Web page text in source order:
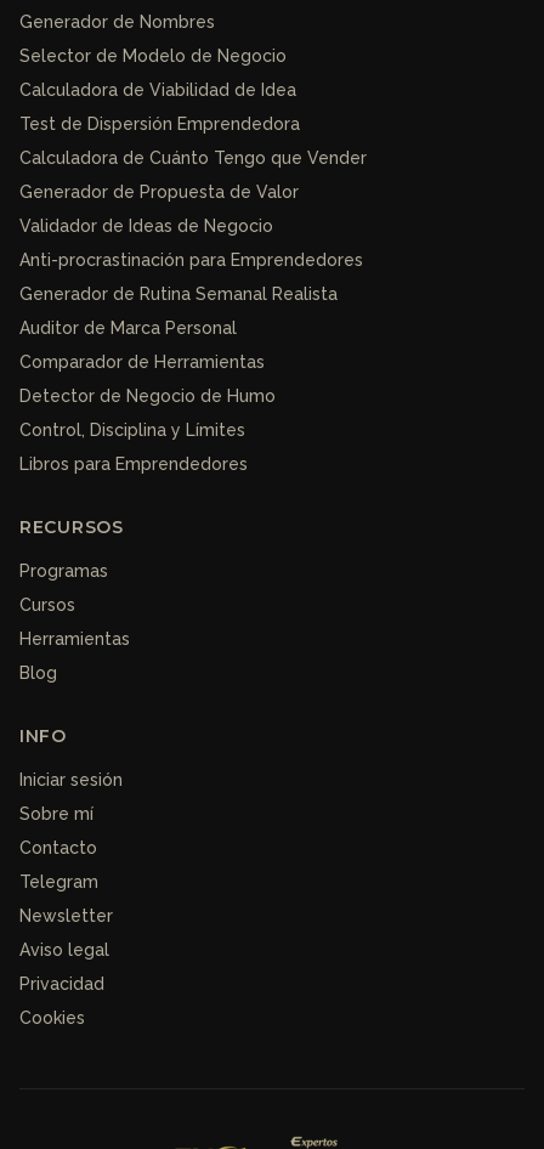
Generador de Nombres
Selector de Modelo de Negocio
Calculadora de Viabilidad de Idea
Test de Dispersión Emprendedora
Calculadora de Cuánto Tengo que Vender
Generador de Propuesta de Valor
Validador de Ideas de Negocio
Anti-procrastinación para Emprendedores
Generador de Rutina Semanal Realista
Auditor de Marca Personal
Comparador de Herramientas
Detector de Negocio de Humo
Control, Disciplina y Límites
Libros para Emprendedores
RECURSOS
Programas
Cursos
Herramientas
Blog
INFO
Iniciar sesión
Sobre mí
Contacto
Telegram
Newsletter
Aviso legal
Privacidad
Cookies